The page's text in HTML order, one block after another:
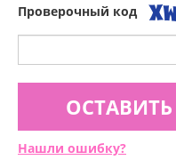
Проверочный код
Нашли ошибку?